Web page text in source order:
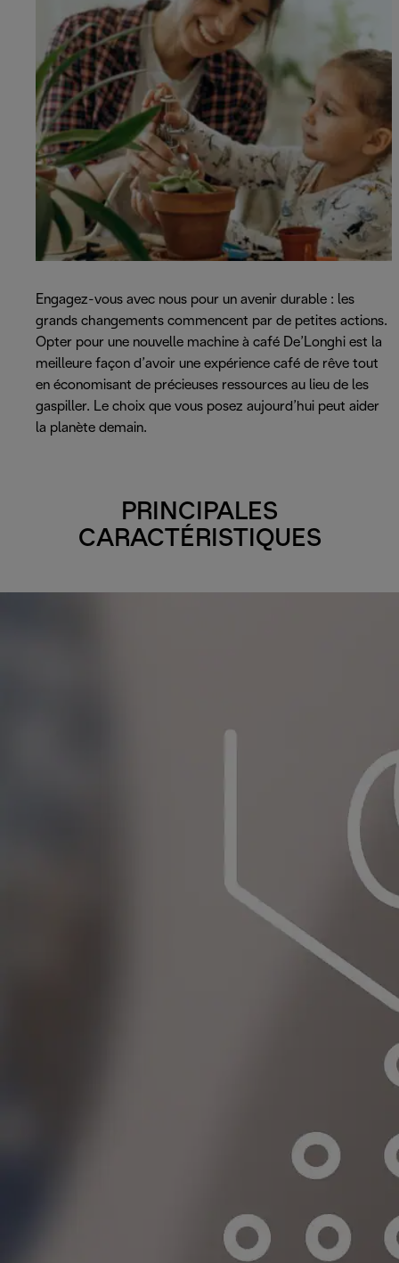
Engagez-vous avec nous pour un avenir durable : les
grands changements commencent par de petites actions.
Opter pour une nouvelle machine à café De’Longhi est la
meilleure façon d’avoir une expérience café de rêve tout
en économisant de précieuses ressources au lieu de les
gaspiller. Le choix que vous posez aujourd’hui peut aider
la planète demain.
PRINCIPALES
CARACTÉRISTIQUES